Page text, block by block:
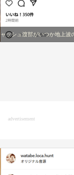
シュ渡部がいつか地上波のグルメ
advertisement